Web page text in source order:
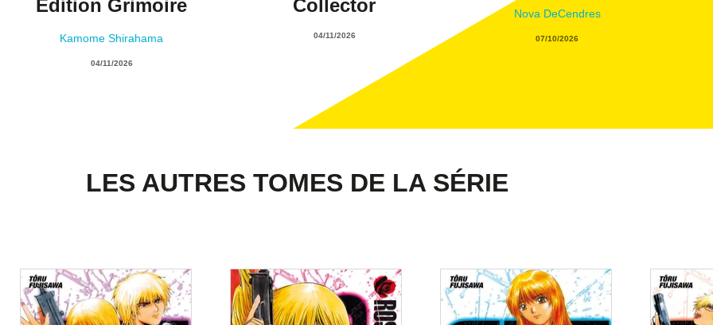
Edition Grimoire
Kamome Shirahama
04/11/2026
Collector
04/11/2026
Nova DeCendres
07/10/2026
LES AUTRES TOMES DE LA SÉRIE